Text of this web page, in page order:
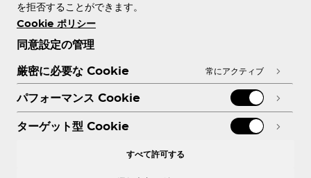
各種ポリシー
を拒否することができます。
Cookie ポリシー
同意設定の管理
厳密に必要な Cookie
常にアクティブ
パフォーマンス Cookie
ターゲット型 Cookie
すべて許可する